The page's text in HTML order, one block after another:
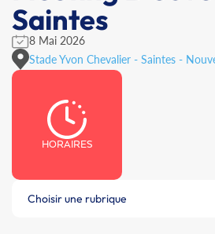
Saintes
8 Mai 2026
Stade Yvon Chevalier - Saintes -
HORAIRES
Choisir une rubrique